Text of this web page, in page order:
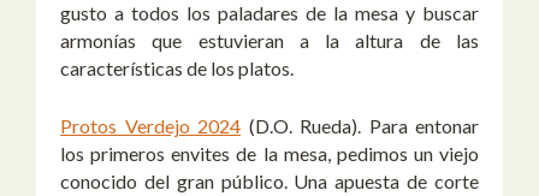
gusto a todos los paladares de la mesa y buscar
armonías que estuvieran a la altura de las
características de los platos.
Protos Verdejo 2024 (D.O. Rueda). Para entonar
los primeros envites de la mesa, pedimos un viejo
conocido del gran público. Una apuesta de corte